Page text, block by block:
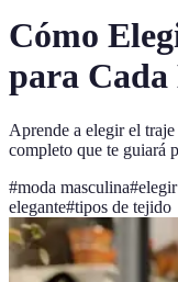
Cómo
para Cada
Aprende a elegir el
completo que te guiará
#moda masculina#
elegante#tipos de tejido